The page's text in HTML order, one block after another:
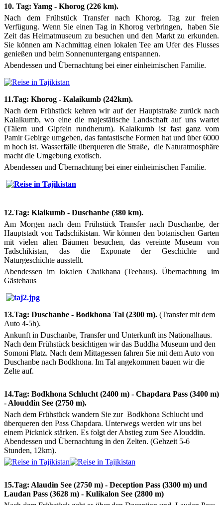
10. Tag: Yamg - Khorog (226 km).
Nach dem Frühstück Transfer nach Khorog. Tag zur freien
Verfügung. Wenn Sie einen Tag in Khorog verbringen, haben Sie
Zeit das Heimatmuseum zu besuchen und den Markt zu erkunden.
Sie können am Nachmittag einen lokalen Tee am Ufer des Flusses
genießen und beim Sonnenuntergang entspannen.
Abendessen und Übernachtung bei einer einheimischen Familie.
11.Tag: Khorog - Kalaikumb (242km).
Nach dem Frühstück kehren wir auf der Hauptstraße zurück nach
Kalaikumb, wo eine die majestätische Landschaft auf uns wartet
(Tälern und Gipfeln rundherum). Kalaikumb ist fast ganz vom
Pamir Gebirge umgeben, das fantastische Formen hat und über 6000
m hoch ist. Wasserfälle überqueren die Straße, die Naturatmosphäre
macht die Umgebung exotisch.
Abendessen und Übernachtung bei einer einheimischen Familie.
12.Tag: Klaikumb - Duschanbe (380 km).
Am Morgen nach dem Frühstück Transfer nach Duschanbe, der
Hauptstadt von Tadschikistan. Wir können den botanischen Garten
mit vielen alten Bäumen besuchen, das vereinte Museum von
Tadschikistan, das die Exponate der Geschichte und
Naturgeschichte ausstellt.
Abendessen im lokalen Chaikhana (Teehaus). Übernachtung im
Gästehaus
13.Tag: Duschanbe - Bodkhona Tal (2300 m). (Transfer mit dem
Auto 4-5h).
Ankunft in Duschanbe, Transfer und Unterkunft ins Nationalhaus.
Nach dem Frühstück besichtigen wir das Buddha Museum und den
Somoni Platz. Nach dem Mittagessen fahren Sie mit dem Auto von
Duschanbe nach Bodkhona. Im Tal angekommen bauen wir die
Zelte auf.
14.Tag: Bodkhona Schlucht (2400 m) - Chapdara Pass (3400 m)
- Alouddin See (2750 m).
Nach dem Frühstück wandern Sie zur Bodkhona Schlucht und
überqueren den Pass Chapdara. Unterwegs werden wir uns bei
einem Picknick stärken. Es folgt der Abstieg zum See Alouddin.
Abendessen und Übernachtung in den Zelten. (Gehzeit 5-6
Stunden, 12km).
15.Tag: Alaudin See (2750 m) - Deception Pass (3300 m) und
Laudan Pass (3628 m) - Kulikalon See (2800 m)